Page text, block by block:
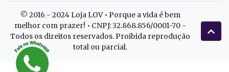
© 2016 - 2024 Loja LOV • Porque a vida é bem
melhor com prazer! • CNPJ: 32.868.856/0001-70 -
Todos os direitos reservados. Proibida reprodução
total ou parcial.